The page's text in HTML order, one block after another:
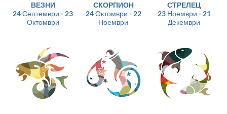
ВЕЗНИ
24 Септември - 23
Октомври
СКОРПИОН
24 Октомври - 22
Ноември
СТРЕЛЕЦ
23 Ноември - 21
Декември